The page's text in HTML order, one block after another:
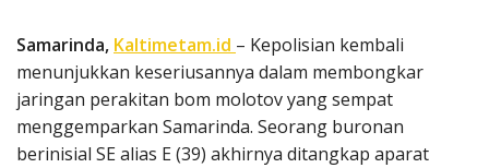
Samarinda, Kaltimetam.id – Kepolisian kembali
menunjukkan keseriusannya dalam membongkar
jaringan perakitan bom molotov yang sempat
menggemparkan Samarinda. Seorang buronan
berinisial SE alias E (39) akhirnya ditangkap aparat